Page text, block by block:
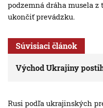
podzemná dráha musela
ukončiť prevádzku.
Súvisiaci článok
Východ Ukrajiny
Rusi podľa ukrajinských